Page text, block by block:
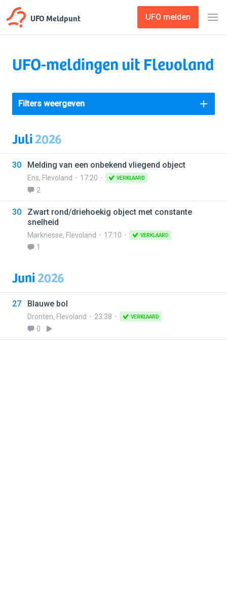
UFO Meldpunt UFO melden
UFO-meldingen uit Flevoland
Filters weergeven
Juli2026
30 Melding van een onbekend vliegend object
Ens, Flevoland 17:20 VERKLAARD
2
30
Zwart rond/driehoekig object met constante
snelheid
Marknesse, Flevoland 17:10 VERKLAARD
1
Juni2026
27 Blauwe bol
Dronten, Flevoland 23:38 VERKLAARD
0